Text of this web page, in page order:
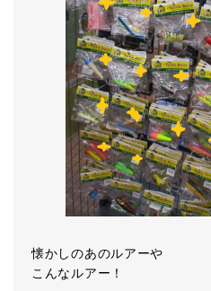
懐かしのあのルアーや
こんなルアー！